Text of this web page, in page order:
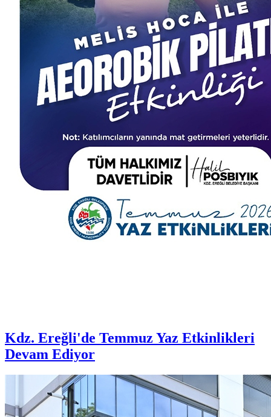
Kdz. Ereğli'de Temmuz Yaz Etkinlikleri
Devam Ediyor